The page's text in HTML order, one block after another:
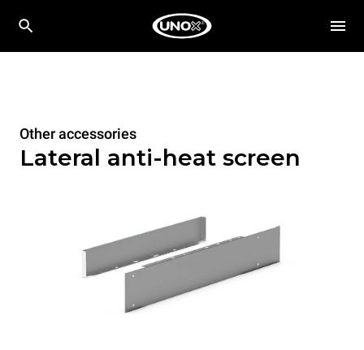
Other accessories
Lateral anti-heat screen